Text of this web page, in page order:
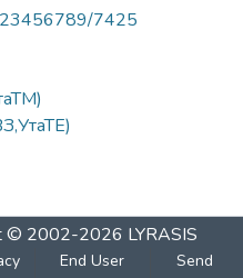
7425
© 2002-2026 LYRASIS
End User
Send